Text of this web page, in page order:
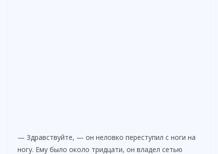
— Здравствуйте, — он неловко переступил с ноги на
ногу. Ему было около тридцати, он владел сетью